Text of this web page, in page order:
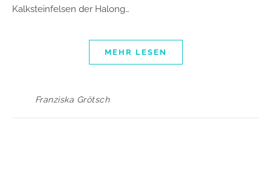
Kalksteinfelsen der Halong…
MEHR LESEN
Franziska Grötsch